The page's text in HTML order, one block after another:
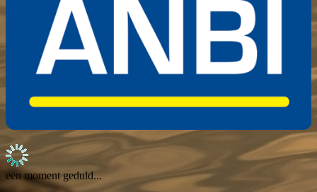
een moment geduld...